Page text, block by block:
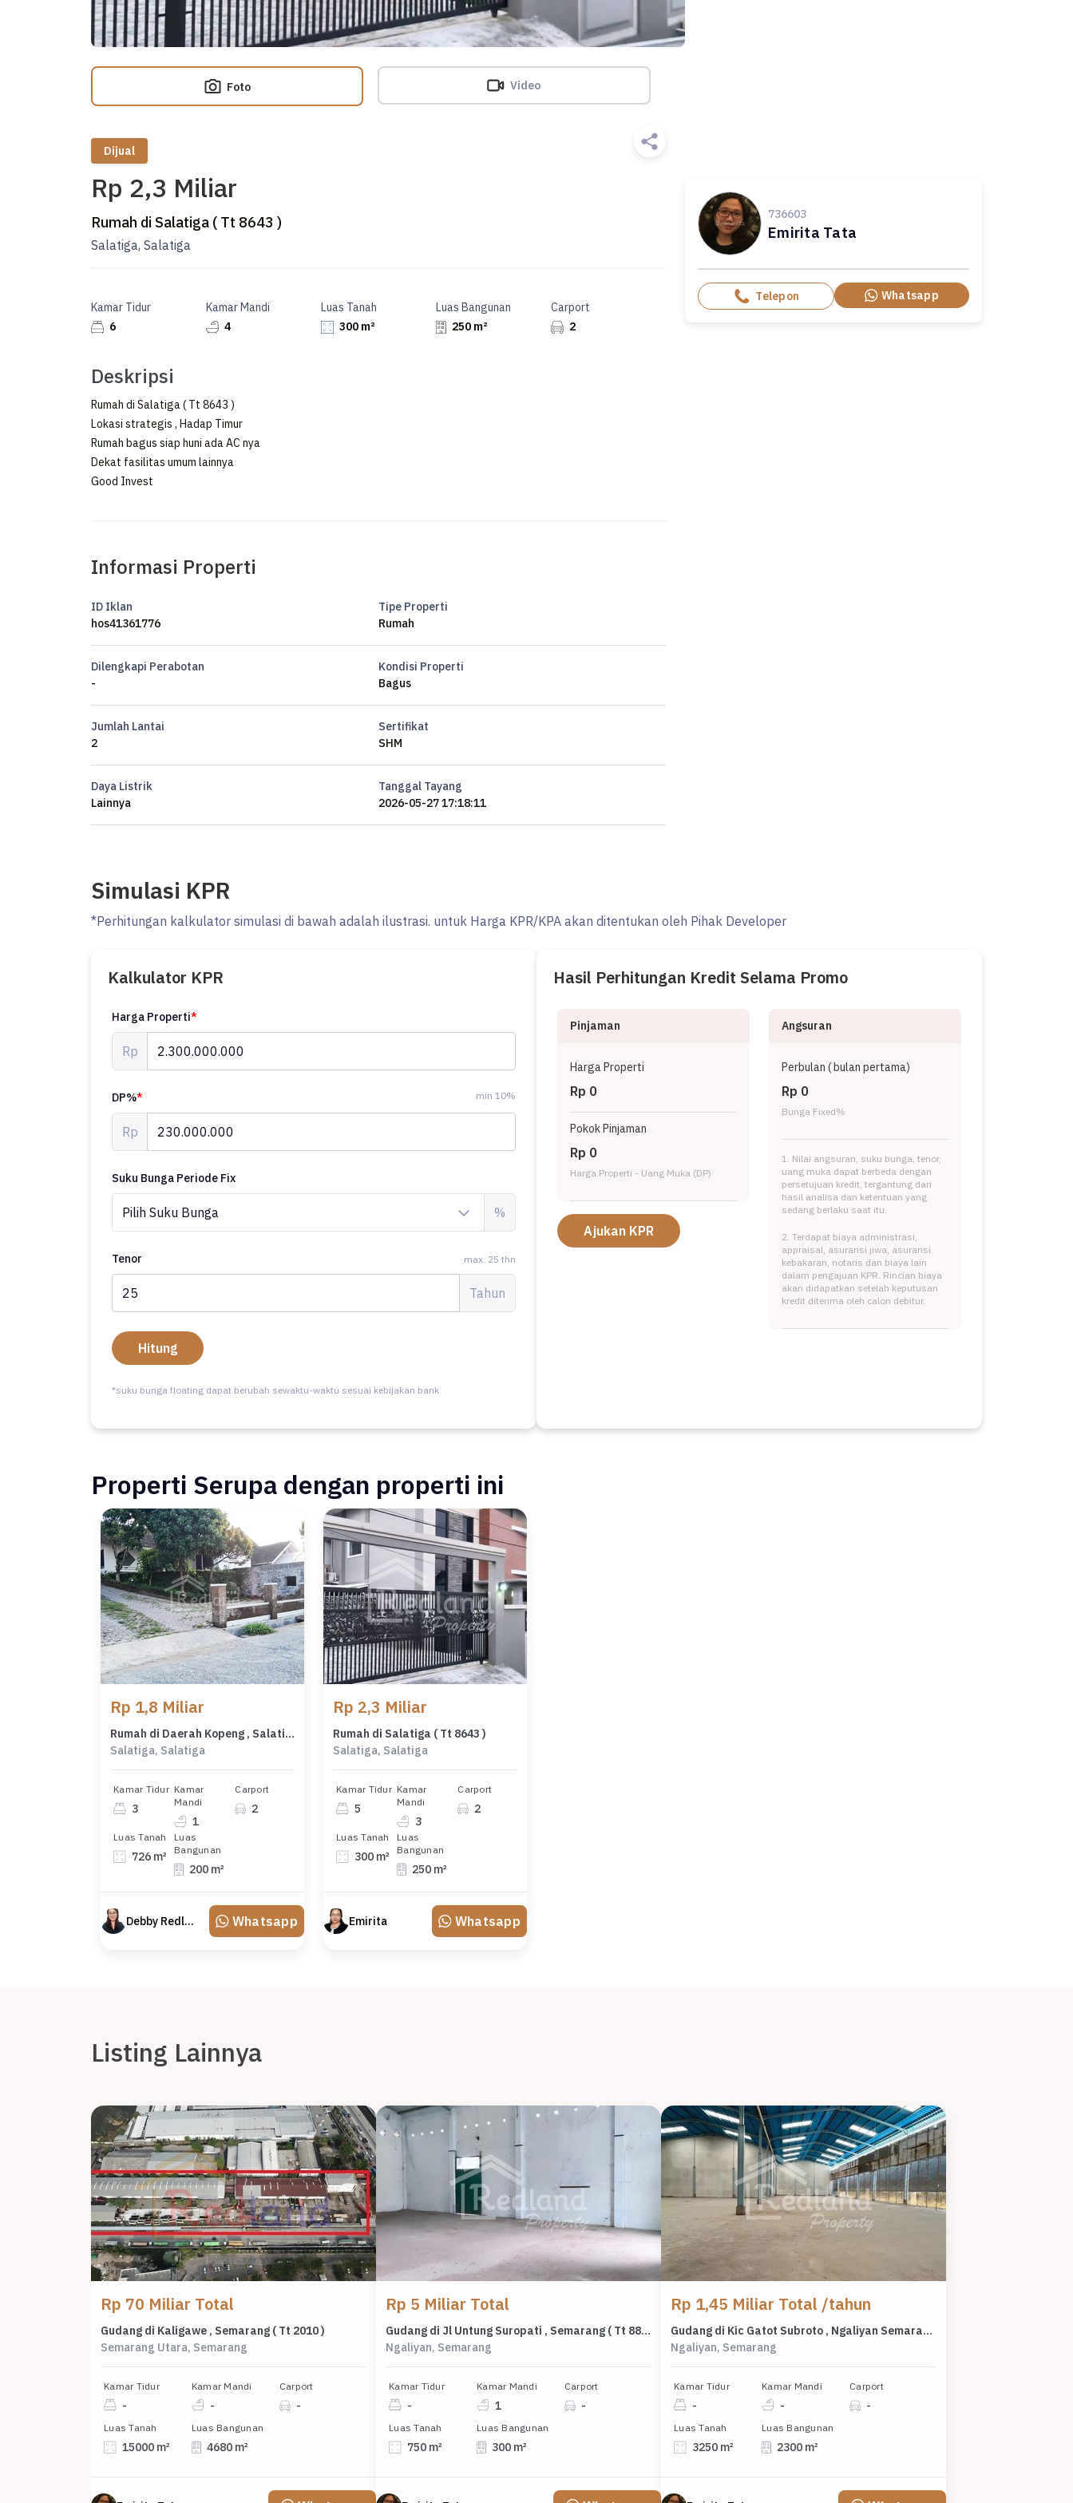
Foto Video
Dijual
Rp 2,3 Miliar
Rumah di Salatiga ( Tt 8643 )
Salatiga, Salatiga
Kamar Tidur
6
Kamar Mandi
4
Luas Tanah
300 m²
Luas Bangunan
250 m²
Carport
2
Deskripsi
Rumah di Salatiga ( Tt 8643 )
Lokasi strategis , Hadap Timur
Rumah bagus siap huni ada AC nya
Dekat fasilitas umum lainnya
Good Invest
Informasi Properti
ID Iklan
hos41361776
Tipe Properti
Rumah
Dilengkapi Perabotan
-
Kondisi Properti
Bagus
Jumlah Lantai
2
Sertifikat
SHM
Daya Listrik
Lainnya
Tanggal Tayang
2026-05-27 17:18:11
736603
Emirita Tata
Telepon Whatsapp
Simulasi KPR
*Perhitungan kalkulator simulasi di bawah adalah ilustrasi. untuk Harga KPR/KPA akan ditentukan oleh Pihak Developer
Kalkulator KPR
Harga Properti*
Rp
DP%* min 10%
Rp
Suku Bunga Periode Fix
%
Tenor max. 25 thn
Tahun
Hitung
*suku bunga floating dapat berubah sewaktu-waktu sesuai kebijakan bank
Hasil Perhitungan Kredit Selama Promo
Pinjaman
Harga Properti
Rp 0
Pokok Pinjaman
Rp 0
Harga Properti - Uang Muka (DP)
Ajukan KPR
Angsuran
Perbulan (bulan pertama)
Rp 0
Bunga Fixed%
1. Nilai angsuran, suku bunga, tenor,
uang muka dapat berbeda dengan
persetujuan kredit, tergantung dari
hasil analisa dan ketentuan yang
sedang berlaku saat itu.
2. Terdapat biaya administrasi,
appraisal, asuransi jiwa, asuransi
kebakaran, notaris dan biaya lain
dalam pengajuan KPR. Rincian biaya
akan didapatkan setelah keputusan
kredit diterima oleh calon debitur.
Properti Serupa dengan properti ini
Rp 1,8 Miliar
Rumah di Daerah Kopeng , Salatiga De 7401
Salatiga, Salatiga
Kamar Tidur
3
Kamar
Mandi
1
Carport
2
Luas Tanah
726 m²
Luas
Bangunan
200 m²
Debby Redland Whatsapp
Rp 2,3 Miliar
Rumah di Salatiga ( Tt 8643 )
Salatiga, Salatiga
Kamar Tidur
5
Kamar
Mandi
3
Carport
2
Luas Tanah
300 m²
Luas
Bangunan
250 m²
Emirita Whatsapp
Listing Lainnya
Rp 70 Miliar Total
Gudang di Kaligawe , Semarang ( Tt 2010 )
Semarang Utara, Semarang
Kamar Tidur
-
Kamar Mandi
-
Carport
-
Luas Tanah
15000 m²
Luas Bangunan
4680 m²
Rp 5 Miliar Total
Gudang di Jl Untung Suropati , Semarang ( Tt 8867 )
Ngaliyan, Semarang
Kamar Tidur
-
Kamar Mandi
1
Carport
-
Luas Tanah
750 m²
Luas Bangunan
300 m²
Rp 1,45 Miliar Total /tahun
Gudang di Kic Gatot Subroto , Ngaliyan Semarang ( Vn Tt 8845 )
Ngaliyan, Semarang
Kamar Tidur
-
Kamar Mandi
-
Carport
-
Luas Tanah
3250 m²
Luas Bangunan
2300 m²